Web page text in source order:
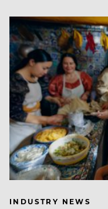
INDUSTRY NEWS